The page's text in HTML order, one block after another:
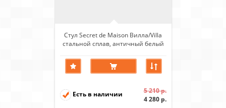
Стул Secret de Maison Вилла/Villa
стальной сплав, античный белый
Есть в наличии
5 210 р.
4 280 р.